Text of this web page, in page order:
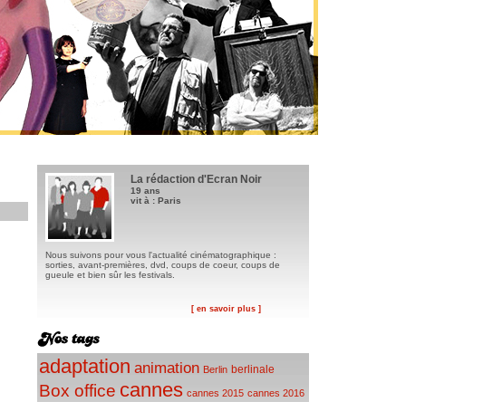
La rédaction d'Ecran Noir
19 ans
vit à : Paris
Nous suivons pour vous l'actualité cinématographique :
sorties, avant-premières, dvd, coups de coeur, coups de
gueule et bien sûr les festivals.
[ en savoir plus ]
adaptation animation Berlin berlinale
Box office cannes cannes 2015 cannes 2016